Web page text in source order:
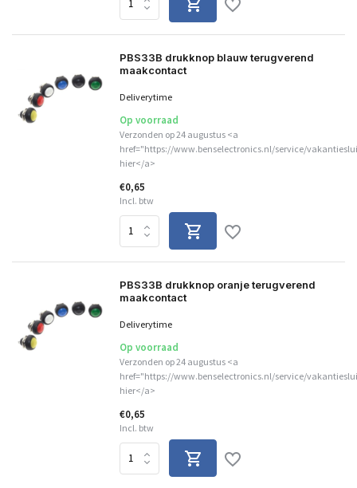
PBS33B drukknop blauw terugverend
maakcontact
Deliverytime
Op voorraad
Verzonden op 24 augustus <a
href="https://www.benselectronics.nl/service/
hier</a>
€0,65
Incl. btw
PBS33B drukknop oranje terugverend
maakcontact
Deliverytime
Op voorraad
Verzonden op 24 augustus <a
href="https://www.benselectronics.nl/service/
hier</a>
€0,65
Incl. btw